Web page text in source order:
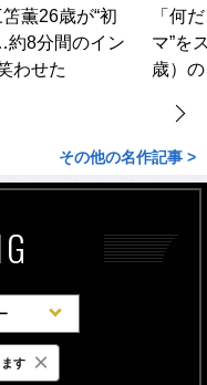
薫26歳が“初
約8分間のイン
わせた
「何
マ”を
歳）
その他の名作記事 >
週間
す ×